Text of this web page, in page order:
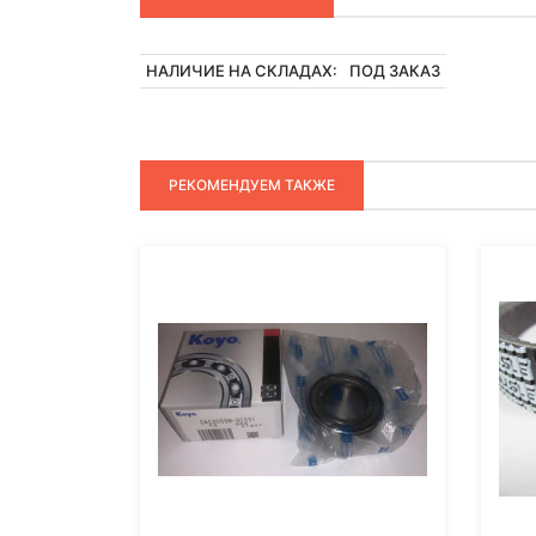
НАЛИЧИЕ НА СКЛАДАХ: ПОД ЗАКАЗ
РЕКОМЕНДУЕМ ТАКЖЕ